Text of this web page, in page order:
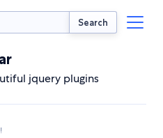
Search
jquery plugins